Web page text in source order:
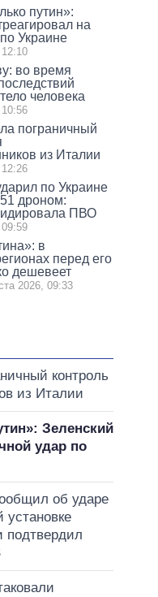
путин»:
на
Украине
во время
человека
пограничный
из Италии
по Украине
дроном:
ПВО
в
перед его
дешевеет
2026, 09:33
контроль
из Италии
Зеленский
удар по
об ударе
установке